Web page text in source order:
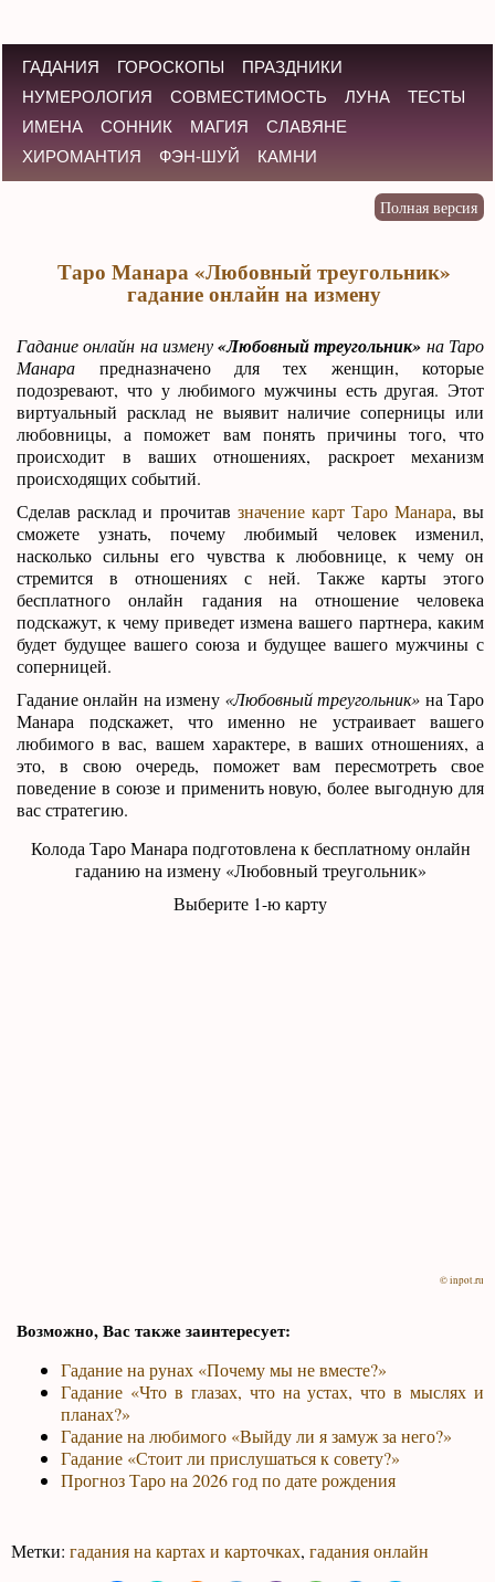
ГАДАНИЯ ГОРОСКОПЫ
ПРАЗДНИКИ
НУМЕРОЛОГИЯ
СОВМЕСТИМОСТЬ ЛУНА
ТЕСТЫ
ИМЕНА
СОННИК МАГИЯ
СЛАВЯНЕ
ХИРОМАНТИЯ
ФЭН-ШУЙ КАМНИ
Таро Манара «Любовный треугольник»
гадание онлайн на измену
Гадание онлайн на измену«Любовный треугольник» на Таро
Манара предназначено для тех женщин, которые
подозревают, что у любимого мужчины есть другая. Этот
виртуальный расклад не выявит наличие соперницы или
любовницы, а поможет вам понять причины того, что
происходит в ваших отношениях, раскроет механизм
происходящих событий.
Сделав расклад и прочитав значение карт Таро Манара, вы
сможете узнать, почему любимый человек изменил,
насколько сильны его чувства к любовнице, к чему он
стремится в отношениях с ней. Также карты этого
бесплатного онлайн гадания на отношение человека
подскажут, к чему приведет измена вашего партнера, каким
будет будущее вашего союза и будущее вашего мужчины с
соперницей.
Гадание онлайн на измену «Любовный треугольник» на Таро
Манара подскажет, что именно не устраивает вашего
любимого в вас, вашем характере, в ваших отношениях, а
это, в свою очередь, поможет вам пересмотреть свое
поведение в союзе и применить новую, более выгодную для
вас стратегию.
Колода Таро Манара подготовлена к бесплатному онлайн
гаданию на измену «Любовный треугольник»
Выберите 1-ю карту
© inpot.ru
Возможно, Вас также заинтересует:
Гадание на рунах «Почему мы не вместе?»
Гадание «Что в глазах, что на устах, что в мыслях и
планах?»
Гадание на любимого «Выйду ли я замуж за него?»
Гадание «Стоит ли прислушаться к совету?»
Прогноз Таро на 2026 год по дате рождения
Метки:гадания на картах и карточках,гадания онлайн